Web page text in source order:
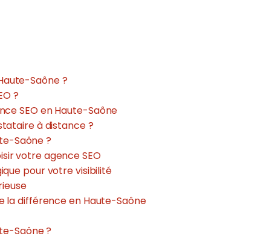
Saône ?
?
SEO en Haute-Saône
à distance ?
Saône ?
votre agence SEO
pour votre visibilité
la différence en Haute-Saône
Saône ?